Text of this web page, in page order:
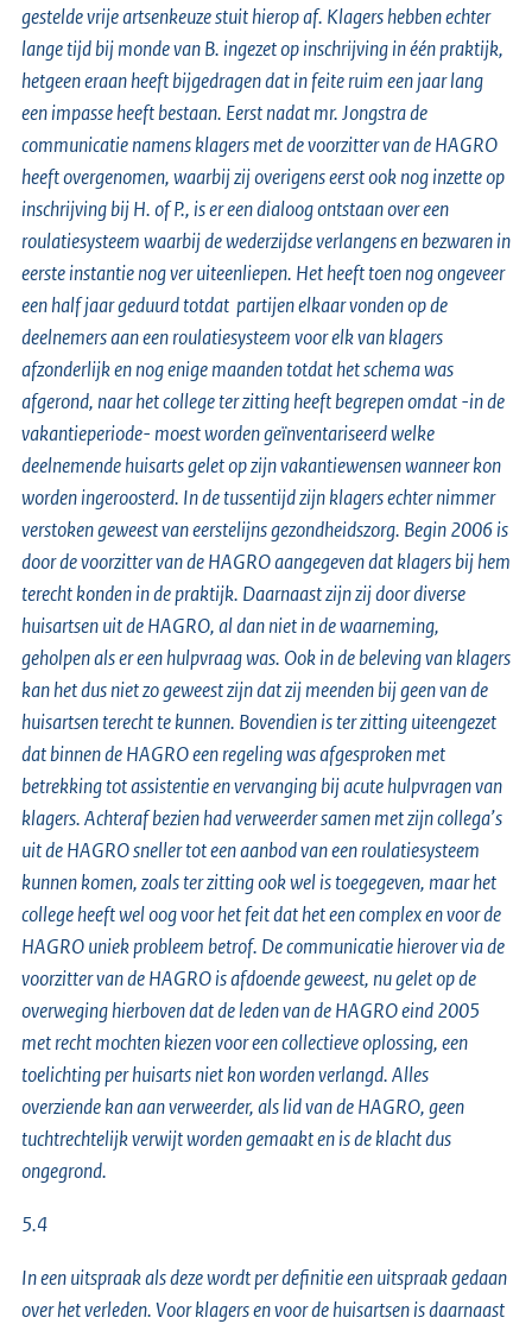
gestelde vrije artsenkeuze stuit hierop af. Klagers hebben echter
lange tijd bij monde van B. ingezet op inschrijving in één praktijk,
hetgeen eraan heeft bijgedragen dat in feite ruim een jaar lang
een impasse heeft bestaan. Eerst nadat mr. Jongstra de
communicatie namens klagers met de voorzitter van de HAGRO
heeft overgenomen, waarbij zij overigens eerst ook nog inzette op
inschrijving bij H. of P., is er een dialoog ontstaan over een
roulatiesysteem waarbij de wederzijdse verlangens en bezwaren in
eerste instantie nog ver uiteenliepen. Het heeft toen nog ongeveer
een half jaar geduurd totdat partijen elkaar vonden op de
deelnemers aan een roulatiesysteem voor elk van klagers
afzonderlijk en nog enige maanden totdat het schema was
afgerond, naar het college ter zitting heeft begrepen omdat -in de
vakantieperiode- moest worden geïnventariseerd welke
deelnemende huisarts gelet op zijn vakantiewensen wanneer kon
worden ingeroosterd. In de tussentijd zijn klagers echter nimmer
verstoken geweest van eerstelijns gezondheidszorg. Begin 2006 is
door de voorzitter van de HAGRO aangegeven dat klagers bij hem
terecht konden in de praktijk. Daarnaast zijn zij door diverse
huisartsen uit de HAGRO, al dan niet in de waarneming,
geholpen als er een hulpvraag was. Ook in de beleving van klagers
kan het dus niet zo geweest zijn dat zij meenden bij geen van de
huisartsen terecht te kunnen. Bovendien is ter zitting uiteengezet
dat binnen de HAGRO een regeling was afgesproken met
betrekking tot assistentie en vervanging bij acute hulpvragen van
klagers. Achteraf bezien had verweerder samen met zijn collega’s
uit de HAGRO sneller tot een aanbod van een roulatiesysteem
kunnen komen, zoals ter zitting ook wel is toegegeven, maar het
college heeft wel oog voor het feit dat het een complex en voor de
HAGRO uniek probleem betrof. De communicatie hierover via de
voorzitter van de HAGRO is afdoende geweest, nu gelet op de
overweging hierboven dat de leden van de HAGRO eind 2005
met recht mochten kiezen voor een collectieve oplossing, een
toelichting per huisarts niet kon worden verlangd. Alles
overziende kan aan verweerder, als lid van de HAGRO, geen
tuchtrechtelijk verwijt worden gemaakt en is de klacht dus
ongegrond.
5.4
In een uitspraak als deze wordt per definitie een uitspraak gedaan
over het verleden. Voor klagers en voor de huisartsen is daarnaast